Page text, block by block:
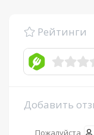
Рейтинги
Добавить
Пожалуйста,